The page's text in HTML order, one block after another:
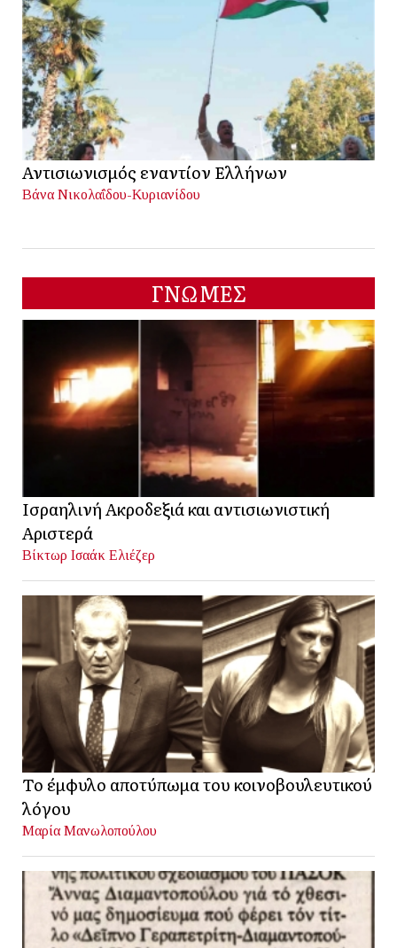
Αντισιωνισμός εναντίον Ελλήνων
Βάνα Νικολαΐδου-Κυριανίδου
ΓΝΩΜΕΣ
Ισραηλινή Ακροδεξιά και αντισιωνιστική
Αριστερά
Βίκτωρ Ισαάκ Ελιέζερ
Το έμφυλο αποτύπωμα του κοινοβουλευτικού
λόγου
Μαρία Μανωλοπούλου